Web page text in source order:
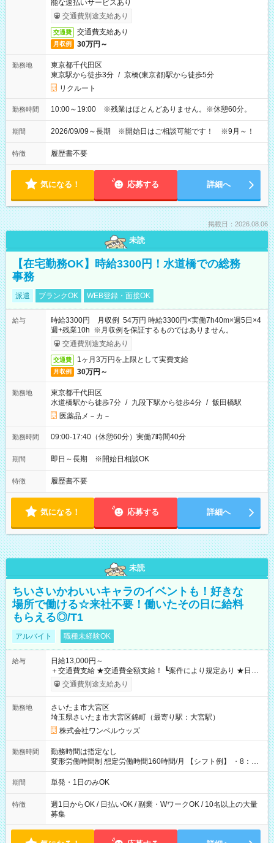
能な速払いサービスあり
交通費別途支給あり
交通費 交通費支給あり
月収例 30万円～
勤務地
東京都千代田区
東京駅から徒歩3分 / 京橋(東京都)駅から徒歩5分
リクルート
勤務時間 10:00～19:00 ※残業はほとんどありません。※休憩60分。
期間 2026/09/09～長期 ※開始日はご相談可能です！ ※9月～！
特徴 履歴書不要
気になる！ 応募する 詳細へ
掲載日：2026.08.06
未読
【在宅勤務OK】時給3300円！水道橋での総務
事務
派遣 ブランクOK WEB登録・面接OK
給与
時給3300円 月収例 54万円 時給3300円×実働7h40m×週5日×4
週+残業10h ※月収例を保証するものではありません。
交通費別途支給あり
交通費 1ヶ月3万円を上限として実費支給
月収例 30万円～
勤務地
東京都千代田区
水道橋駅から徒歩7分 / 九段下駅から徒歩4分 / 飯田橋駅
医薬品メ－カ－
勤務時間 09:00-17:40（休憩60分）実働7時間40分
期間 即日～長期 ※開始日相談OK
特徴 履歴書不要
気になる！ 応募する 詳細へ
未読
ちいさいかわいいキャラのイベントも！好きな
場所で働ける☆来社不要！働いたその日に給料
もらえる◎/T1
アルバイト 職種未経験OK
給与
日給13,000円～
＋交通費支給 ★交通費全額支給！ ┗案件により規定あり ★日払
いOK！（規定あり） ┗働いたその日に現金GET♪ お仕事後はコ
ンビニATMから 日払い分を引き落とせます！ 【試用期間】試
交通費別途支給あり
勤務地
さいたま市大宮区
埼玉県さいたま市大宮区錦町（最寄り駅：大宮駅）
株式会社ワンベルウッズ
勤務時間
勤務時間は指定なし
変形労働時間制 想定労働時間160時間/月 【シフト例】 ・8：00
～21：00
期間 単発・1日のみOK
特徴
週1日からOK / 日払いOK / 副業・WワークOK / 10名以上の大量
募集